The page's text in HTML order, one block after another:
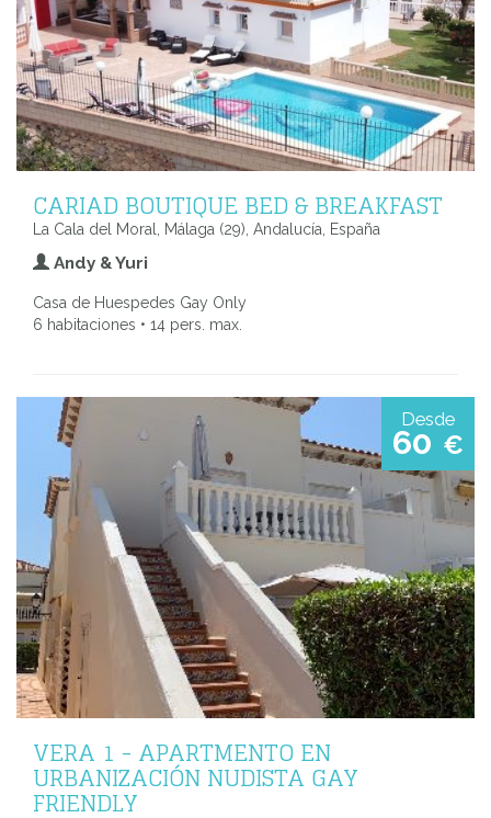
CARIAD BOUTIQUE BED & BREAKFAST
La Cala del Moral, Málaga (29), Andalucía, España
Andy & Yuri
Casa de Huespedes Gay Only
6 habitaciones • 14 pers. max.
Desde
60 €
VERA 1 - APARTMENTO EN
URBANIZACIÓN NUDISTA GAY
FRIENDLY